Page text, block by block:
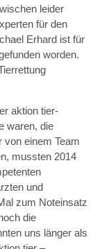
leider
für den
Erhard ist für
worden.
aktion tier-
waren, die
von einem Team
mussten 2014
und
zum Noteinsatz
die
uns länger als